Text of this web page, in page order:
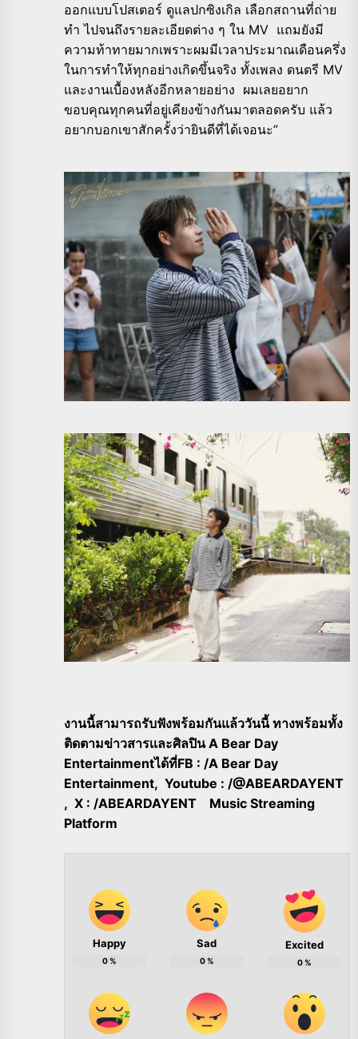
ออกแบบโปสเตอร์ ดูแลปกซิงเกิล เลือกสถานที่ถ่าย
ทำ ไปจนถึงรายละเอียดต่าง ๆ ใน MV แถมยังมี
ความท้าทายมากเพราะผมมีเวลาประมาณเดือนครึ่ง
ในการทำให้ทุกอย่างเกิดขึ้นจริง ทั้งเพลง ดนตรี MV
และงานเบื้องหลังอีกหลายอย่าง ผมเลยอยาก
ขอบคุณทุกคนที่อยู่เคียงข้างกันมาตลอดครับ แล้ว
อยากบอกเขาสักครั้งว่ายินดีที่ได้เจอนะ”
งานนี้สามารถรับฟังพร้อมกันแล้ววันนี้ ทางพร้อมทั้ง
ติดตามข่าวสารเเละศิลปิน A Bear Day
Entertainmentได้ที่FB : /A Bear Day
Entertainment, Youtube : /@ABEARDAYENT
, X : /ABEARDAYENT Music Streaming
Platform
Happy
0%
Sad
0%
Excited
0%